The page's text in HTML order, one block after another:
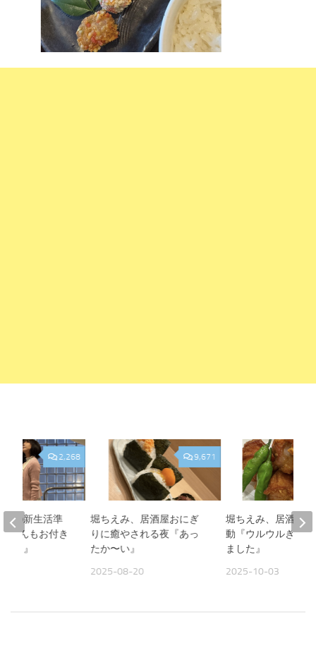
9,671
堀ちえみ、居酒屋おにぎ
りに癒やされる夜『あっ
たか〜い』
2025-08-20
堀ちえみ、居酒屋
動『ウルウルきて
ました』
2025-10-03
2,268
娘の新生活準
くんもお付き
う』